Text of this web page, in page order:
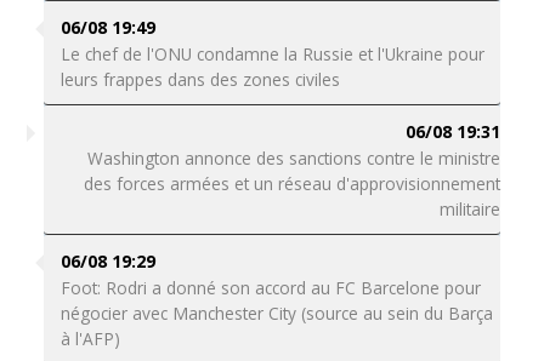
06/08 19:49
Le chef de l'ONU condamne la Russie et l'Ukraine pour
leurs frappes dans des zones civiles
06/08 19:31
Washington annonce des sanctions contre le ministre
des forces armées et un réseau d'approvisionnement
militaire
06/08 19:29
Foot: Rodri a donné son accord au FC Barcelone pour
négocier avec Manchester City (source au sein du Barça
à l'AFP)